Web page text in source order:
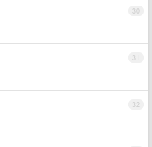
30
31
32